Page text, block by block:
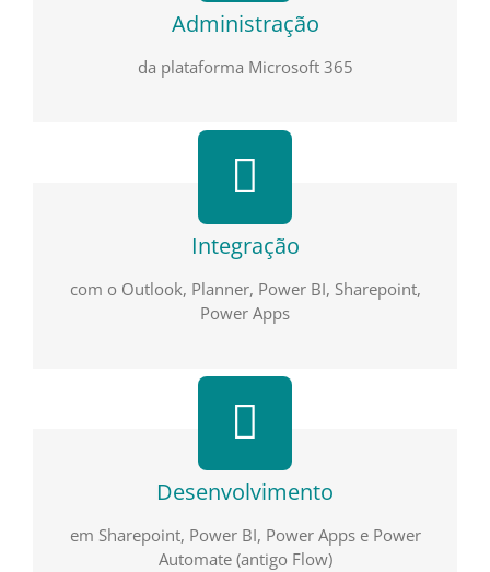
Administração
da plataforma Microsoft 365
Integração
com o Outlook, Planner, Power BI, Sharepoint,
Power Apps
Desenvolvimento
em Sharepoint, Power BI, Power Apps e Power
Automate (antigo Flow)